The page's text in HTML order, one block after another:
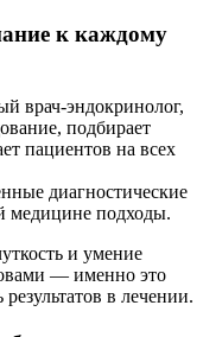
к каждому
врач-эндокринолог,
подбирает
пациентов на всех
диагностические
медицине подходы.
и умение
— именно это
в лечении.